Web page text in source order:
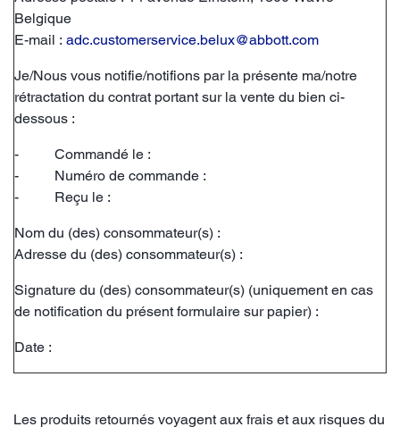
Belgique
E-mail : adc.customerservice.belux@abbott.com
Je/Nous vous notifie/notifions par la présente ma/notre
rétractation du contrat portant sur la vente du bien ci-
dessous :
- Commandé le :
- Numéro de commande :
- Reçu le :
Nom du (des) consommateur(s) :
Adresse du (des) consommateur(s) :
Signature du (des) consommateur(s) (uniquement en cas
de notification du présent formulaire sur papier) :
Date :
Les produits retournés voyagent aux frais et aux risques du